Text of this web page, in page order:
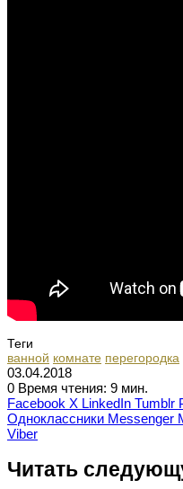
Теги
ванной комнате перегородка
03.04.2018
0 Время чтения: 9 мин.
Facebook X LinkedIn Tumblr
Одноклассники Messenger
Viber
Читать